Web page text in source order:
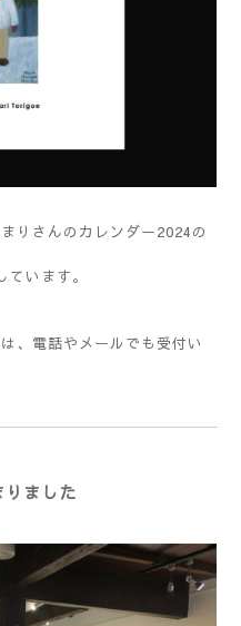
りさんのカレンダー2024の
います。
、電話やメールでも受付い
ました